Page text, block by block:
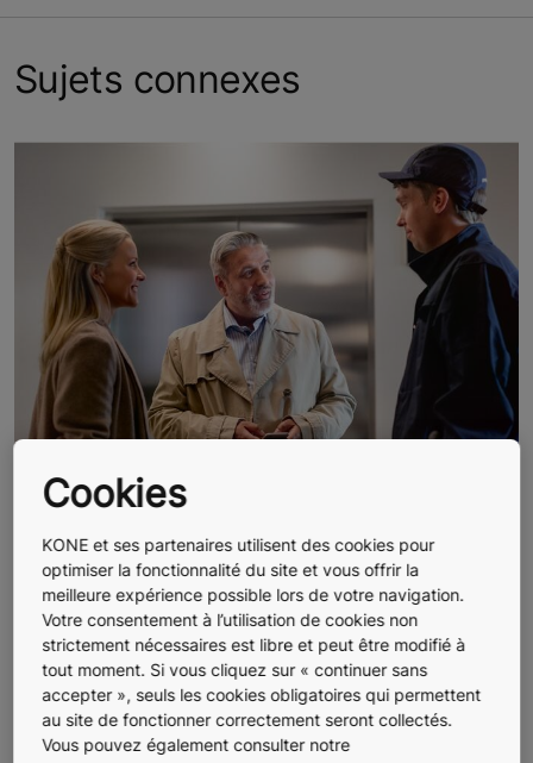
Sujets connexes
cycle de vie de votre bâtiment
Nous sommes présents pour vous aider à chaque étape
Cookies
KONE et ses partenaires utilisent des cookies pour
optimiser la fonctionnalité du site et vous offrir la
meilleure expérience possible lors de votre navigation.
Votre consentement à l’utilisation de cookies non
strictement nécessaires est libre et peut être modifié à
tout moment. Si vous cliquez sur « continuer sans
accepter », seuls les cookies obligatoires qui permettent
au site de fonctionner correctement seront collectés.
Vous pouvez également consulter notre